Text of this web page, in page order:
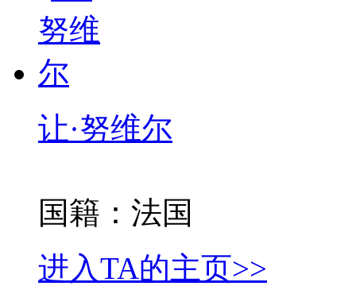
让·努维尔
国籍：法国
进入TA的主页>>